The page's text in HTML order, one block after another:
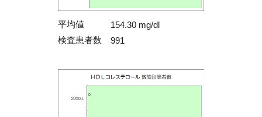
平均値
154.30 mg/dl
検査患者数
991